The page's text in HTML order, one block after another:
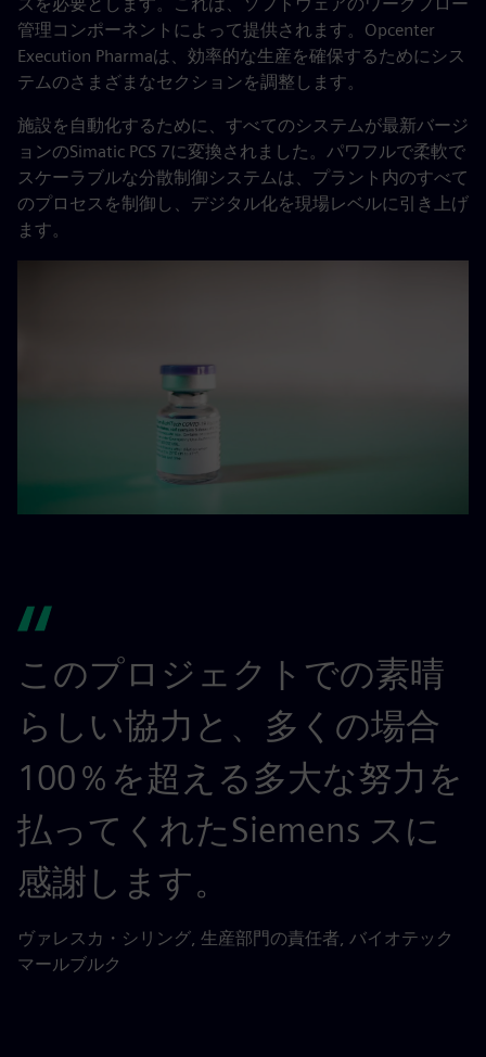
管理コンポーネントによって提供されます。Opcenter
Execution Pharmaは、効率的な生産を確保するためにシス
テムのさまざまなセクションを調整します。
施設を自動化するために、すべてのシステムが最新バージ
ョンのSimatic PCS 7に変換されました。パワフルで柔軟で
スケーラブルな分散制御システムは、プラント内のすべて
のプロセスを制御し、デジタル化を現場レベルに引き上げ
ます。
このプロジェクトでの素晴
らしい協力と、多くの場合
100％を超える多大な努力を
払ってくれたSiemens スに
感謝します。
ヴァレスカ・シリング, 生産部門の責任者, バイオテック
マールブルク